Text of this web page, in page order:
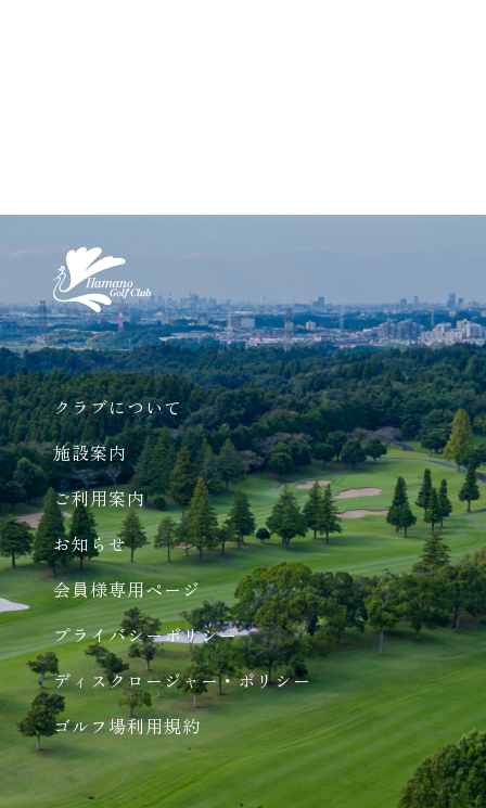
クラブについて
施設案内
ご利用案内
お知らせ
会員様専用ページ
プライバシーポリシー
ディスクロージャー・ポリシー
ゴルフ場利用規約